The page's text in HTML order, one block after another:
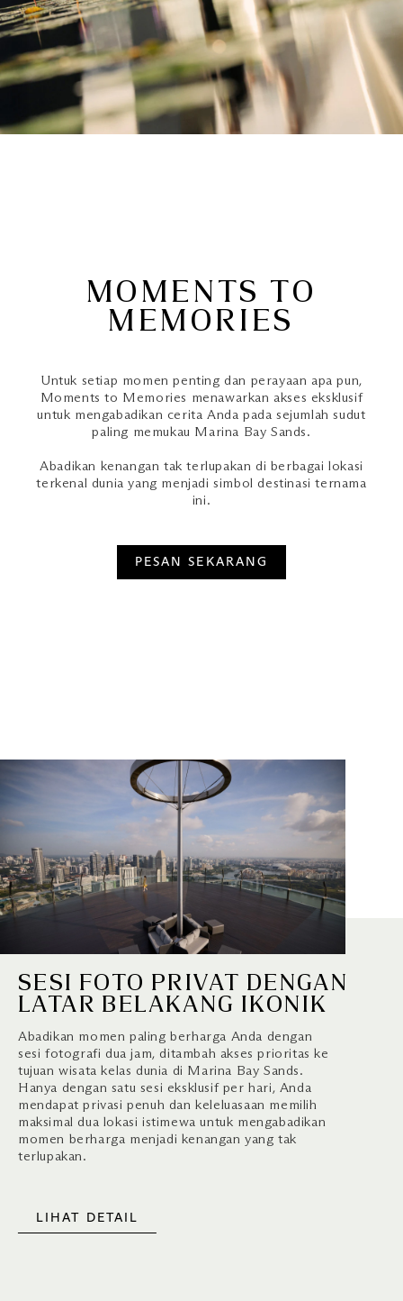
MOMENTS TO
MEMORIES
Untuk setiap momen penting dan perayaan apa pun,
Moments to Memories menawarkan akses eksklusif
untuk mengabadikan cerita Anda pada sejumlah sudut
paling memukau Marina Bay Sands.
Abadikan kenangan tak terlupakan di berbagai lokasi
terkenal dunia yang menjadi simbol destinasi ternama
ini.
PESAN SEKARANG
SESI FOTO PRIVAT DENGAN
LATAR BELAKANG IKONIK
Abadikan momen paling berharga Anda dengan
sesi fotografi dua jam, ditambah akses prioritas ke
tujuan wisata kelas dunia di Marina Bay Sands.
Hanya dengan satu sesi eksklusif per hari, Anda
mendapat privasi penuh dan keleluasaan memilih
maksimal dua lokasi istimewa untuk mengabadikan
momen berharga menjadi kenangan yang tak
terlupakan.
LIHAT DETAIL